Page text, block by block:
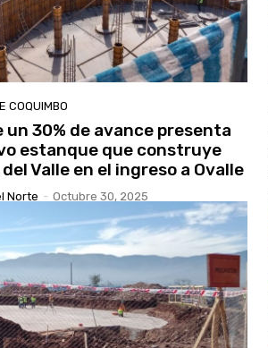
COQUIMBO
un 30% de avance presenta
estanque que construye
Valle en el ingreso a Ovalle
Norte - Octubre 30, 2025